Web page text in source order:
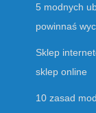
5 modnych
powinnaś
Sklep
sklep online
10 zasad